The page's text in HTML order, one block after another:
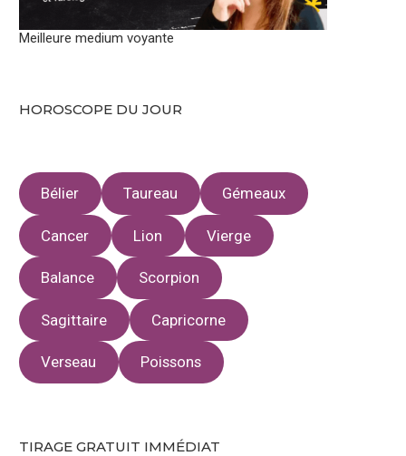
Meilleure medium voyante
HOROSCOPE DU JOUR
Bélier Taureau Gémeaux
Cancer Lion Vierge
Balance Scorpion
Sagittaire Capricorne
Verseau Poissons
TIRAGE GRATUIT IMMÉDIAT